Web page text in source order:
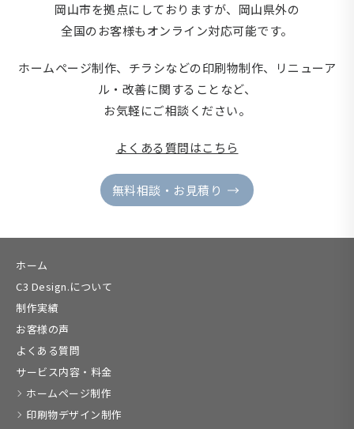
岡山市を拠点にしておりますが、岡山県外の
全国のお客様もオンライン対応可能です。
ホームページ制作、チラシなどの印刷物制作、
リニューア
ル・改善に関することなど、
お気軽にご相談ください。
よくある質問はこちら
無料相談・お見積り
ホーム
C3 Design.について
制作実績
お客様の声
よくある質問
サービス内容・料金
ホームページ制作
印刷物デザイン制作